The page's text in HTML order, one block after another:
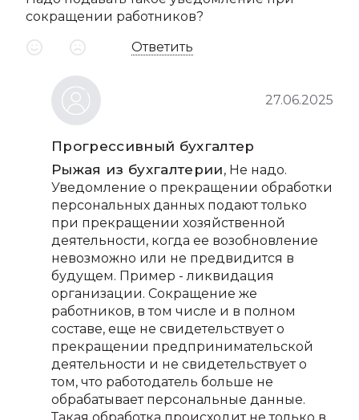
сокращении работников?
Ответить
Прогрессивный бухгалтер
27.06.2025
Рыжая из бухгалтерии, Не надо.
Уведомление о прекращении обработки
персональных данных подают только
при прекращении хозяйственной
деятельности, когда ее возобновление
невозможно или не предвидится в
будущем. Пример - ликвидация
организации. Сокращение же
работников, в том числе и в полном
составе, еще не свидетельствует о
прекращении предпринимательской
деятельности и не свидетельствует о
том, что работодатель больше не
обрабатывает персональные данные.